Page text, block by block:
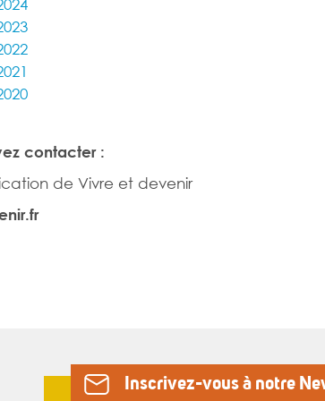
contacter :
de Vivre et devenir
Inscrivez-vous à notre